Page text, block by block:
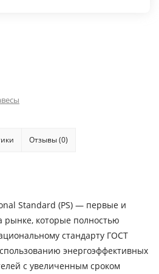
Отзывы (0)
Standard (PS) — первые и
рынке, которые полностью
стандарту ГОСТ
энергоэффективных
с увеличенным сроком